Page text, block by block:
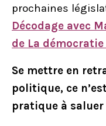
prochaines
Décodage avec
de La
Se mettre en
politique, ce
pratique à saluer